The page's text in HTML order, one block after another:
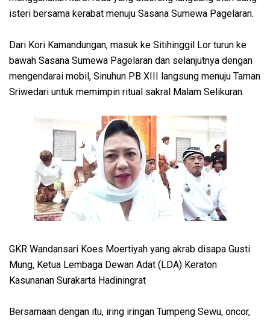
isteri bersama kerabat menuju Sasana Sumewa Pagelaran.
Dari Kori Kamandungan, masuk ke Sitihinggil Lor turun ke
bawah Sasana Sumewa Pagelaran dan selanjutnya dengan
mengendarai mobil, Sinuhun PB XIII langsung menuju Taman
Sriwedari untuk memimpin ritual sakral Malam Selikuran.
GKR Wandansari Koes Moertiyah yang akrab disapa Gusti
Mung, Ketua Lembaga Dewan Adat (LDA) Keraton
Kasunanan Surakarta Hadiningrat
Bersamaan dengan itu, iring iringan Tumpeng Sewu, oncor,